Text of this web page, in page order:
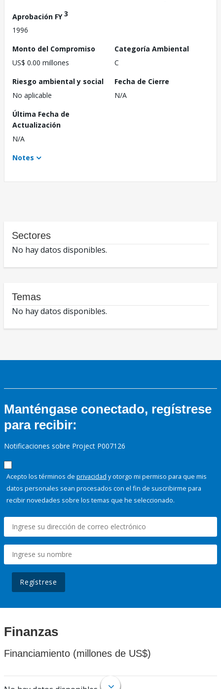
Aprobación FY3
1996
Monto del Compromiso
US$ 0.00 millones
Categoría Ambiental
C
Riesgo ambiental y social
No aplicable
Fecha de Cierre
N/A
Última Fecha de
Actualización
N/A
Notes
Sectores
No hay datos disponibles.
Temas
No hay datos disponibles.
Manténgase conectado, regístrese
para recibir:
Notificaciones sobre Project P007126
Acepto los términos de privacidad y otorgo mi permiso para que mis
datos personales sean procesados con el fin de suscribirme para
recibir novedades sobre los temas que he seleccionado.
Regístrese
Finanzas
Financiamiento (millones de US$)